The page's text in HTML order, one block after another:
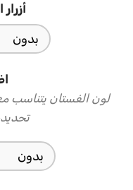
لون الفستان يتناسب